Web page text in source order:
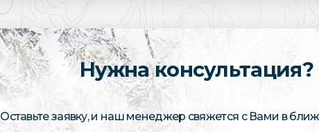
Нужна консультация?
Оставьте заявку, и наш менеджер свяжется с Вами в